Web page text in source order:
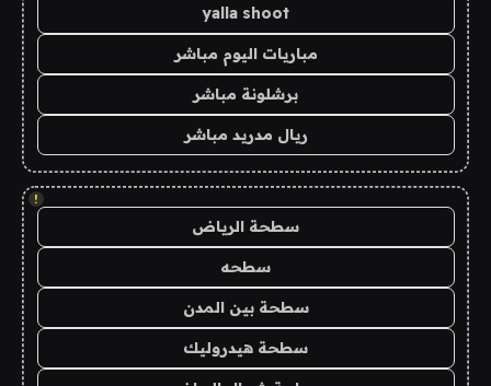
yalla shoot
مباريات اليوم مباشر
برشلونة مباشر
ريال مدريد مباشر
!
سطحة الرياض
سطحه
سطحة بين المدن
سطحة هيدروليك